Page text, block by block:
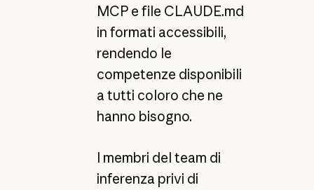
MCP e file CLAUDE.md
in formati accessibili,
rendendo le
competenze disponibili
a tutti coloro che ne
hanno bisogno.
I membri del team di
inferenza privi di